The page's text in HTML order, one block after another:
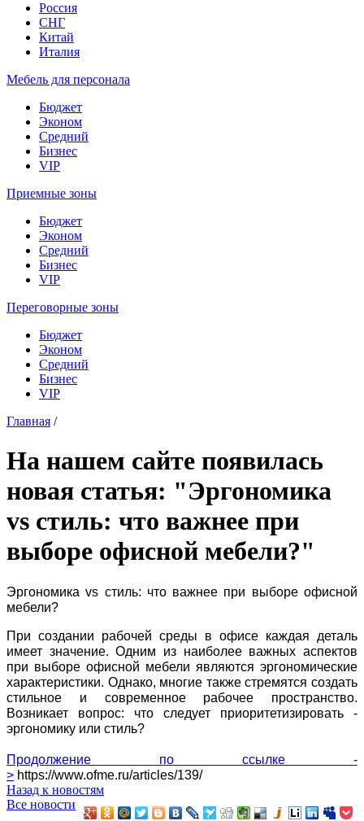
Россия
СНГ
Китай
Италия
Мебель для персонала
Бюджет
Эконом
Средний
Бизнес
VIP
Приемные зоны
Бюджет
Эконом
Средний
Бизнес
VIP
Переговорные зоны
Бюджет
Эконом
Средний
Бизнес
VIP
Главная /
На нашем сайте появилась
новая статья: "Эргономика
vs стиль: что важнее при
выборе офисной мебели?"
Эргономика vs стиль: что важнее при выборе офисной
мебели?
При создании рабочей среды в офисе каждая деталь
имеет значение. Одним из наиболее важных аспектов
при выборе офисной мебели являются эргономические
характеристики. Однако, многие также стремятся создать
стильное и современное рабочее пространство.
Возникает вопрос: что следует приоритетизировать -
эргономику или стиль?
Продолжение по ссылке -
> https://www.ofme.ru/articles/139/
Назад к новостям
Все новости